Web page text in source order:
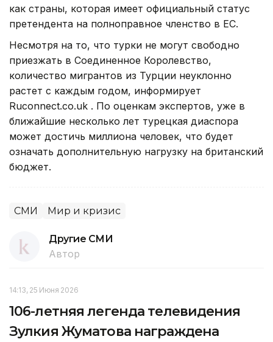
как страны, которая имеет официальный статус
претендента на полноправное членство в ЕС.
Несмотря на то, что турки не могут свободно
приезжать в Соединенное Королевство,
количество мигрантов из Турции неуклонно
растет с каждым годом, информирует
Ruconnect.co.uk . По оценкам экспертов, уже в
ближайшие несколько лет турецкая диаспора
может достичь миллиона человек, что будет
означать дополнительную нагрузку на британский
бюджет.
СМИ Мир и кризис
Другие СМИ
Автор
14:13, 25 Июня 2026
106-летняя легенда телевидения
Зулкия Жуматова награждена